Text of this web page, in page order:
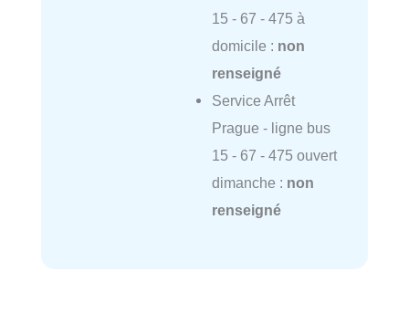
15 - 67 - 475 à
domicile : non
renseigné
Service Arrêt
Prague - ligne bus
15 - 67 - 475 ouvert
dimanche : non
renseigné